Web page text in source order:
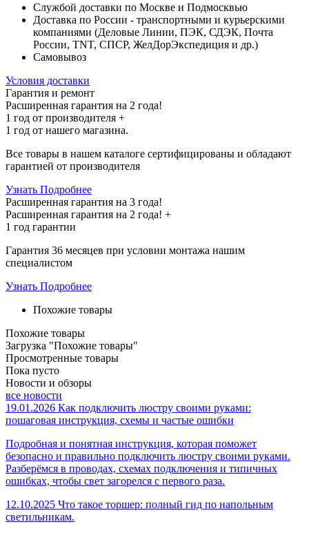
Службой доставки по Москве и Подмосквью
Доставка по России - транспортными и курьерскими
компаниями (Деловые Линии, ПЭК, СДЭК, Почта
России, TNT, СПСР, ЖелДорЭкспедиция и др.)
Самовывоз
Условия доставки
Гарантия и ремонт
Расширенная гарантия на 2 года!
1 год от производителя +
1 год от нашего магазина.
Все товары в нашем каталоге сертифицированы и обладают
гарантией от производителя
Узнать Подробнее
Расширенная гарантия на 3 года!
Расширенная гарантия на 2 года! +
1 год гарантии
Гарантия 36 месяцев при условии монтажа нашим
специалистом
Узнать Подробнее
Похожие товары
Похожие товары
Загрузка "Похожие товары"
Просмотренные товары
Пока пусто
Новости и обзоры
все новости
19.01.2026 Как подключить люстру своими руками:
пошаговая инструкция, схемы и частые ошибки
Подробная и понятная инструкция, которая поможет
безопасно и правильно подключить люстру своими руками.
Разберёмся в проводах, схемах подключения и типичных
ошибках, чтобы свет загорелся с первого раза.
12.10.2025 Что такое торшер: полный гид по напольным
светильникам.